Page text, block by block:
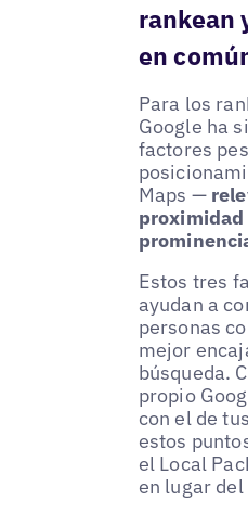
rankean
en
Para los
Google ha
factores
Maps —
Estos tres
ayudan a
personas
mejor
búsqueda.
propio
con el de
estos
el Local
en lugar